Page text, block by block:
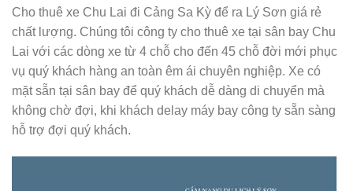
Cho thuê xe Chu Lai đi Cảng Sa Kỳ để ra Lý Sơn giá rẻ
chất lượng. Chúng tôi công ty cho thuê xe tại sân bay Chu
Lai với các dòng xe từ 4 chỗ cho đến 45 chỗ đời mới phục
vụ quý khách hàng an toàn êm ái chuyên nghiệp. Xe có
mặt sẵn tại sân bay để quý khách dễ dàng di chuyển mà
không chờ đợi, khi khách delay máy bay công ty sẵn sàng
hỗ trợ đợi quý khách.